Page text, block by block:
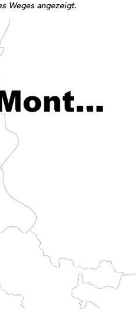
Weges angezeigt.
die Routen zum Berg erreicht.